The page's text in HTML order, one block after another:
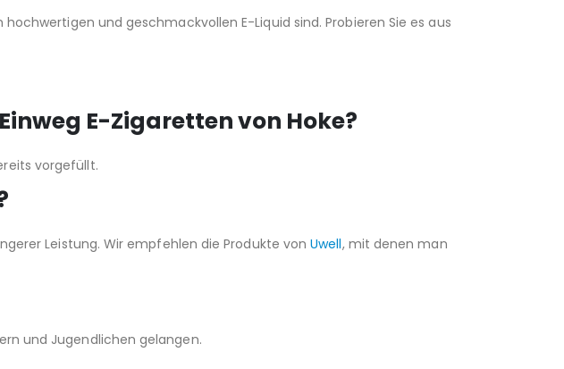
und geschmackvollen E-Liquid sind. Probieren Sie es aus
E-Zigaretten von Hoke?
vorgefüllt.
Leistung. Wir empfehlen die Produkte vonUwell, mit denen man
und Jugendlichen gelangen.